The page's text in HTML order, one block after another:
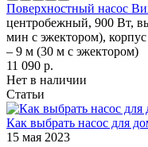
Поверхностный насос
центробежный, 900 Вт,
мин с эжектором),
– 9 м (30 м с эжектором)
11 090 p.
Нет в наличии
Статьи
Как выбрать насос для
15 мая 2023